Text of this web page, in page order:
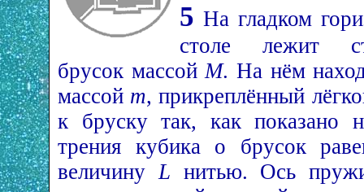
5 На гладком
столе лежит
брусок массойM. На нём
массой m, прикреплённый
к бруску так, как показано
трения кубика о брусок
величинуL нитью. Ось